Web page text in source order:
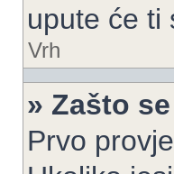
upute će ti
Vrh
» Zašto
Prvo